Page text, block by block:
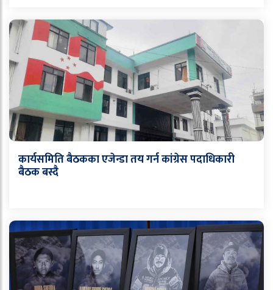
कार्यसमिति बैठकका एजेन्डा तय गर्न कांग्रेस पदाधिकारी
बैठक बस्दै